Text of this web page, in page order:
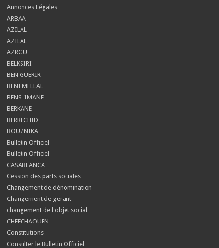
Annonces Légales
ARBAA
AZILAL
AZILAL
AZROU
BELKSIRI
BEN GUERIR
BENI MELLAL
BENSLIMANE
BERKANE
BERRECHID
BOUZNIKA
Bulletin Officiel
Bulletin Officiel
CASABLANCA
Cession des parts sociales
Changement de dénomination
Changement de gerant
changement de l'objet social
CHEFCHAOUEN
Constitutions
Consulter le Bulletin Officiel